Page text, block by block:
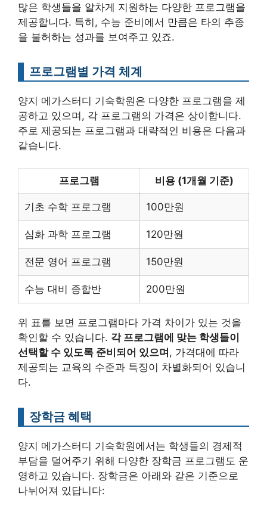
많은 학생들을 알차게 지원하는 다양한 프로그램을
제공합니다. 특히, 수능 준비에서 만큼은 타의 추종
을 불허하는 성과를 보여주고 있죠.
프로그램별 가격 체계
양지 메가스터디 기숙학원은 다양한 프로그램을 제
공하고 있으며, 각 프로그램의 가격은 상이합니다.
주로 제공되는 프로그램과 대략적인 비용은 다음과
같습니다.
프로그램 비용 (1개월 기준)
기초 수학 프로그램 100만원
심화 과학 프로그램 120만원
전문 영어 프로그램 150만원
수능 대비 종합반 200만원
위 표를 보면 프로그램마다 가격 차이가 있는 것을
확인할 수 있습니다. 각 프로그램에 맞는 학생들이
선택할 수 있도록 준비되어 있으며 , 가격대에 따라
제공되는 교육의 수준과 특징이 차별화되어 있습니
다.
장학금 혜택
양지 메가스터디 기숙학원에서는 학생들의 경제적
부담을 덜어주기 위해 다양한 장학금 프로그램도 운
영하고 있습니다. 장학금은 아래와 같은 기준으로
나뉘어져 있답니다: